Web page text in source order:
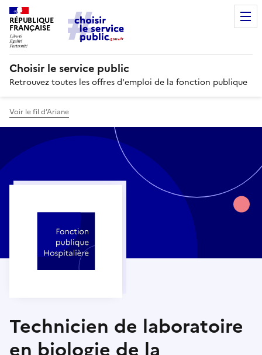
RÉPUBLIQUE
FRANÇAISE
Choisir le service public
Retrouvez toutes les offres d'emploi de la fonction publique
Voir le fil d’Ariane
Technicien de laboratoire